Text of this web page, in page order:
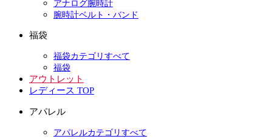
アナログ腕時計
腕時計ベルト・バンド
福袋
福袋カテゴリすべて
福袋
アウトレット
レディース TOP
アパレル
アパレルカテゴリすべて